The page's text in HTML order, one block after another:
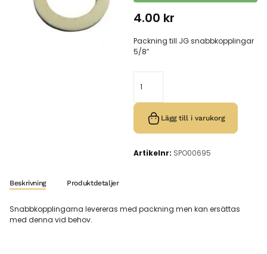
4.00 kr
Packning till JG snabbkopplingar
5/8″
Lägg till i varukorg
Artikelnr: SPO00695
Beskrivning Produktdetaljer
Snabbkopplingarna levereras med packning men kan ersättas
med denna vid behov.